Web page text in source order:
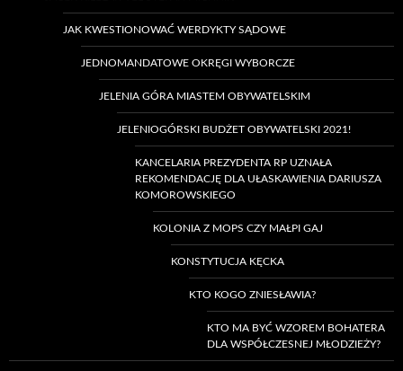
JAK KWESTIONOWAĆ WERDYKTY SĄDOWE
JEDNOMANDATOWE OKRĘGI WYBORCZE
JELENIA GÓRA MIASTEM OBYWATELSKIM
JELENIOGÓRSKI BUDŻET OBYWATELSKI 2021!
KANCELARIA PREZYDENTA RP UZNAŁA
REKOMENDACJĘ DLA UŁASKAWIENIA DARIUSZA
KOMOROWSKIEGO
KOLONIA Z MOPS CZY MAŁPI GAJ
KONSTYTUCJA KĘCKA
KTO KOGO ZNIESŁAWIA?
KTO MA BYĆ WZOREM BOHATERA
DLA WSPÓŁCZESNEJ MŁODZIEŻY?